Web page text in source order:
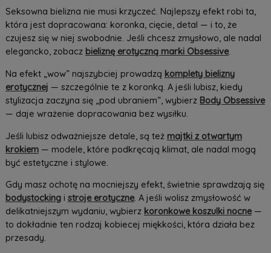
Seksowna bielizna nie musi krzyczeć. Najlepszy efekt robi ta,
która jest dopracowana: koronka, cięcie, detal — i to, że
czujesz się w niej swobodnie. Jeśli chcesz zmysłowo, ale nadal
elegancko, zobacz bieliznę erotyczną marki Obsessive.
Na efekt „wow” najszybciej prowadzą komplety bielizny
erotycznej — szczególnie te z koronką. A jeśli lubisz, kiedy
stylizacja zaczyna się „pod ubraniem”, wybierz Body Obsessive
— daje wrażenie dopracowania bez wysiłku.
Jeśli lubisz odważniejsze detale, są też majtki z otwartym
krokiem— modele, które podkręcają klimat, ale nadal mogą
być estetyczne i stylowe.
Gdy masz ochotę na mocniejszy efekt, świetnie sprawdzają się
bodystockingi stroje erotyczne. A jeśli wolisz zmysłowość w
delikatniejszym wydaniu, wybierz koronkowe koszulki nocne—
to dokładnie ten rodzaj kobiecej miękkości, która działa bez
przesady.